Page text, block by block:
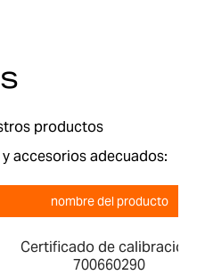
productos
accesorios adecuados:
nombre del producto
Certificado de calibración-
700660290